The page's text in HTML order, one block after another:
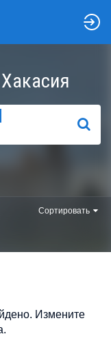
НАЙТИ
Сортировать
Измените